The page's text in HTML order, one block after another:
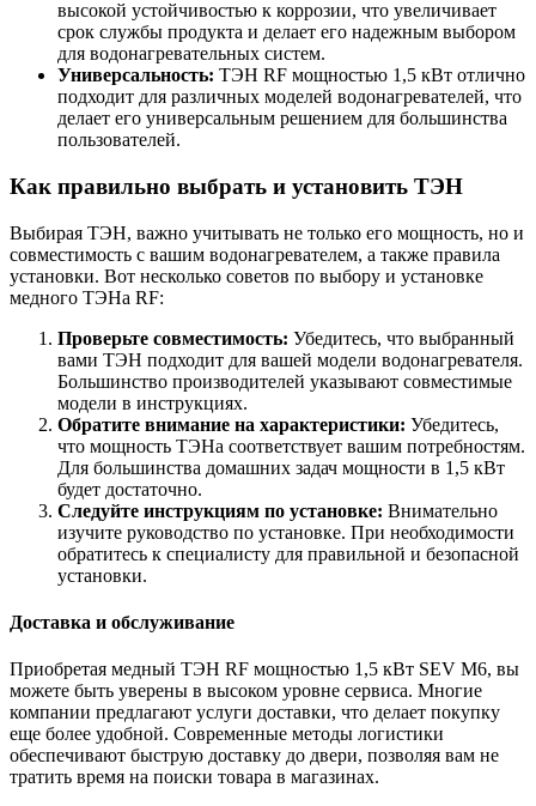
высокой устойчивостью к коррозии, что увеличивает
срок службы продукта и делает его надежным выбором
для водонагревательных систем.
Универсальность: ТЭН RF мощностью 1,5 кВт отлично
подходит для различных моделей водонагревателей, что
делает его универсальным решением для большинства
пользователей.
Как правильно выбрать и установить ТЭН
Выбирая ТЭН, важно учитывать не только его мощность, но и
совместимость с вашим водонагревателем, а также правила
установки. Вот несколько советов по выбору и установке
медного ТЭНа RF:
Проверьте совместимость: Убедитесь, что выбранный
вами ТЭН подходит для вашей модели водонагревателя.
Большинство производителей указывают совместимые
модели в инструкциях.
Обратите внимание на характеристики: Убедитесь,
что мощность ТЭНа соответствует вашим потребностям.
Для большинства домашних задач мощности в 1,5 кВт
будет достаточно.
Следуйте инструкциям по установке: Внимательно
изучите руководство по установке. При необходимости
обратитесь к специалисту для правильной и безопасной
установки.
Доставка и обслуживание
Приобретая медный ТЭН RF мощностью 1,5 кВт SEV M6, вы
можете быть уверены в высоком уровне сервиса. Многие
компании предлагают услуги доставки, что делает покупку
еще более удобной. Современные методы логистики
обеспечивают быструю доставку до двери, позволяя вам не
тратить время на поиски товара в магазинах.